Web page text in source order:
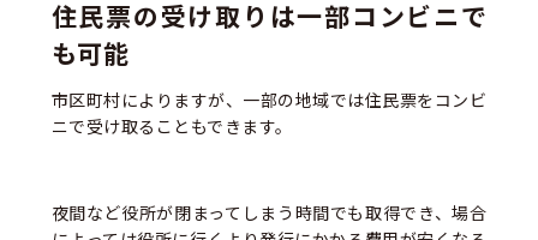
住民票の受け取りは一部コンビニで
も可能
市区町村によりますが、一部の地域では住民票をコンビ
ニで受け取ることもできます。
夜間など役所が閉まってしまう時間でも取得でき、場合